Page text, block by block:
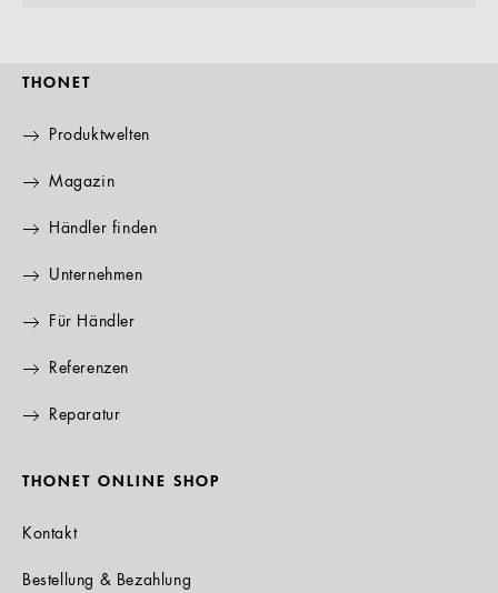
THONET
Produktwelten
Magazin
Händler finden
Unternehmen
Für Händler
Referenzen
Reparatur
THONET ONLINE SHOP
Kontakt
Bestellung & Bezahlung